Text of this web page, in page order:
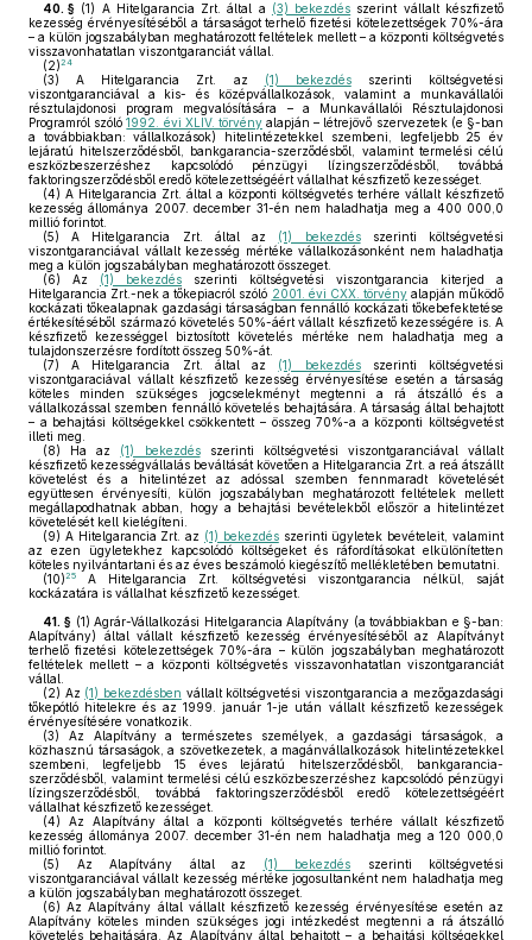
40. § (1) A Hitelgarancia Zrt. által a (3) bekezdés szerint vállalt készfizető
kezesség érvényesítéséből a társaságot terhelő fizetési kötelezettségek 70%-ára
– a külön jogszabályban meghatározott feltételek mellett – a központi költségvetés
visszavonhatatlan viszontgaranciát vállal.
(2)24
(3) A Hitelgarancia Zrt. az (1) bekezdésszerinti költségvetési
viszontgaranciával a kis- és középvállalkozások, valamint a munkavállalói
résztulajdonosi program megvalósítására – a Munkavállalói Résztulajdonosi
Programról szóló1992. évi XLIV. törvényalapján – létrejövő szervezetek (e §-ban
a továbbiakban: vállalkozások) hitelintézetekkel szembeni, legfeljebb 25 év
lejáratú hitelszerződésből, bankgarancia-szerződésből, valamint termelési célú
eszközbeszerzéshez kapcsolódó pénzügyi lízingszerződésből, továbbá
faktoringszerződésből eredő kötelezettségéért vállalhat készfizető kezességet.
(4) A Hitelgarancia Zrt. által a központi költségvetés terhére vállalt készfizető
kezesség állománya 2007. december 31-én nem haladhatja meg a 400 000,0
millió forintot.
(5) A Hitelgarancia Zrt. által az (1) bekezdésszerinti költségvetési
viszontgaranciával vállalt kezesség mértéke vállalkozásonként nem haladhatja
meg a külön jogszabályban meghatározott összeget.
(6) Az (1) bekezdés szerinti költségvetési viszontgarancia kiterjed a
Hitelgarancia Zrt.-nek a tőkepiacról szóló 2001. évi CXX. törvényalapján működő
kockázati tőkealapnak gazdasági társaságban fennálló kockázati tőkebefektetése
értékesítéséből származó követelés 50%-áért vállalt készfizető kezességére is. A
készfizető kezességgel biztosított követelés mértéke nem haladhatja meg a
tulajdonszerzésre fordított összeg 50%-át.
(7) A Hitelgarancia Zrt. által az (1) bekezdésszerinti költségvetési
viszontgaraciával vállalt készfizető kezesség érvényesítése esetén a társaság
köteles minden szükséges jogcselekményt megtenni a rá átszálló és a
vállalkozással szemben fennálló követelés behajtására. A társaság által behajtott
– a behajtási költségekkel csökkentett – összeg 70%-a a központi költségvetést
illeti meg.
(8) Ha az (1) bekezdésszerinti költségvetési viszontgaranciával vállalt
készfizető kezességvállalás beváltását követően a Hitelgarancia Zrt. a reá átszállt
követelést és a hitelintézet az adóssal szemben fennmaradt követelését
együttesen érvényesíti, külön jogszabályban meghatározott feltételek mellett
megállapodhatnak abban, hogy a behajtási bevételekből először a hitelintézet
követelését kell kielégíteni.
(9) A Hitelgarancia Zrt. az (1) bekezdésszerinti ügyletek bevételeit, valamint
az ezen ügyletekhez kapcsolódó költségeket és ráfordításokat elkülönítetten
köteles nyilvántartani és az éves beszámoló kiegészítő mellékletében bemutatni.
(10)25
A Hitelgarancia Zrt. költségvetési viszontgarancia nélkül, saját
kockázatára is vállalhat készfizető kezességet.
41. § (1) Agrár-Vállalkozási Hitelgarancia Alapítvány (a továbbiakban e §-ban:
Alapítvány) által vállalt készfizető kezesség érvényesítéséből az Alapítványt
terhelő fizetési kötelezettségek 70%-ára – külön jogszabályban meghatározott
feltételek mellett – a központi költségvetés visszavonhatatlan viszontgaranciát
vállal.
(2) Az (1) bekezdésben vállalt költségvetési viszontgarancia a mezőgazdasági
tőkepótló hitelekre és az 1999. január 1-je után vállalt készfizető kezességek
érvényesítésére vonatkozik.
(3) Az Alapítvány a természetes személyek, a gazdasági társaságok, a
közhasznú társaságok, a szövetkezetek, a magánvállalkozások hitelintézetekkel
szembeni, legfeljebb 15 éves lejáratú hitelszerződésből, bankgarancia-
szerződésből, valamint termelési célú eszközbeszerzéshez kapcsolódó pénzügyi
lízingszerződésből, továbbá faktoringszerződésből eredő kötelezettségéért
vállalhat készfizető kezességet.
(4) Az Alapítvány által a központi költségvetés terhére vállalt készfizető
kezesség állománya 2007. december 31-én nem haladhatja meg a 120 000,0
millió forintot.
(5) Az Alapítvány által az (1) bekezdés szerinti költségvetési
viszontgaranciával vállalt kezesség mértéke jogosultanként nem haladhatja meg
a külön jogszabályban meghatározott összeget.
(6) Az Alapítvány által vállalt készfizető kezesség érvényesítése esetén az
Alapítvány köteles minden szükséges jogi intézkedést megtenni a rá átszálló
követelés behajtására. Az Alapítvány által behajtott – a behajtási költségekkel